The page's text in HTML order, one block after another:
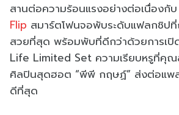
สานต่อความร้อนแรงอย่างต่อเนื่องกับ
Flip สมาร์ตโฟนจอพับระดับแฟลกชิป
สวยที่สุด พร้อมพับที่ดีกว่าด้วยการเ
Life Limited Set ความเรียบหรูที่คุณ
ศิลปินสุดฮอต “พีพี กฤษฏ์” ส่งต่อแพส
ดีที่สุด